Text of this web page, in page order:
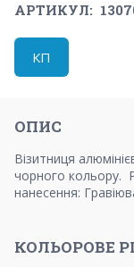
АРТИКУЛ:
КП
ОПИС
Візитниця
чорного кольору.
нанесення:
КОЛЬОРОВЕ